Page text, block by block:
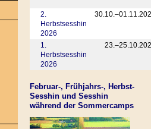
2.
Herbstsesshin
2026
1.
Herbstsesshin
2026
Februar-, Frühjahrs-, Herbst-
Sesshin und Sesshin
während der Sommercamps